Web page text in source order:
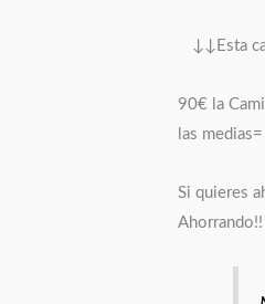
↓↓Esta
90€ la
las
Si quieres
Ahorrando!!